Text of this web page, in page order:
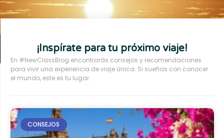
¡Inspírate para tu próximo viaje!
En #NewClassBlog encontrarás consejos y recomendaciones
para vivir una experiencia de viaje única. Si sueñas con conocer
el mundo, este es tu lugar.
CONSEJOS